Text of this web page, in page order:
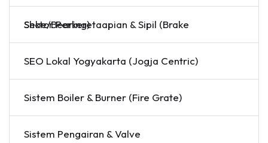
Sektor Perkeretaapian & Sipil (Brake Shoe/Bearing)
SEO Lokal Yogyakarta (Jogja Centric)
Sistem Boiler & Burner (Fire Grate)
Sistem Pengairan & Valve